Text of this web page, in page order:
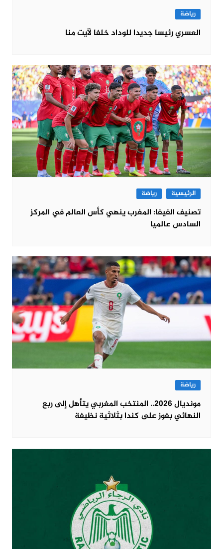
رياضة
العسري رئيسا جديدا للوداد خلفا لآيت منا
الرئيسية رياضة
تصنيف الفيفا: المغرب ينهي كأس العالم في المركز
السادس عالميا
رياضة
مونديال 2026.. المنتخب المغربي يتأهل إلى ربع
النهائي بفوز على كندا بثلاثية نظيفة